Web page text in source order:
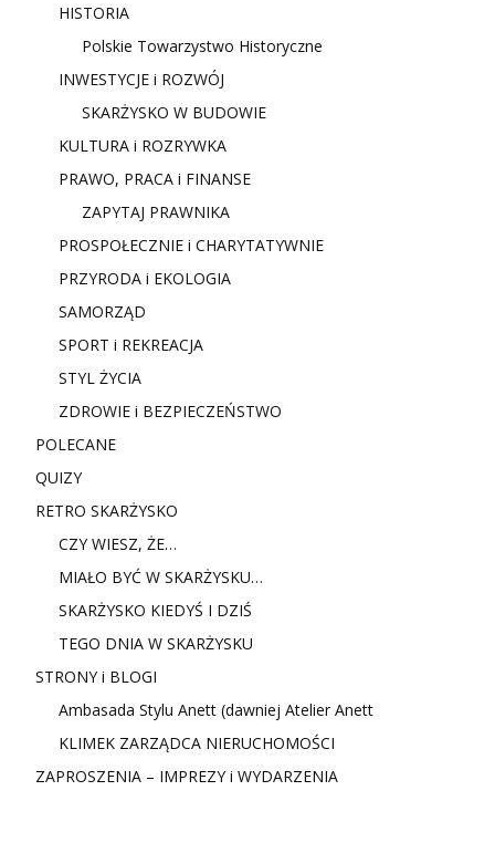
HISTORIA
Polskie Towarzystwo Historyczne
INWESTYCJE i ROZWÓJ
SKARŻYSKO W BUDOWIE
KULTURA i ROZRYWKA
PRAWO, PRACA i FINANSE
ZAPYTAJ PRAWNIKA
PROSPOŁECZNIE i CHARYTATYWNIE
PRZYRODA i EKOLOGIA
SAMORZĄD
SPORT i REKREACJA
STYL ŻYCIA
ZDROWIE i BEZPIECZEŃSTWO
POLECANE
QUIZY
RETRO SKARŻYSKO
CZY WIESZ, ŻE…
MIAŁO BYĆ W SKARŻYSKU…
SKARŻYSKO KIEDYŚ I DZIŚ
TEGO DNIA W SKARŻYSKU
STRONY i BLOGI
Ambasada Stylu Anett (dawniej Atelier Anett
KLIMEK ZARZĄDCA NIERUCHOMOŚCI
ZAPROSZENIA – IMPREZY i WYDARZENIA